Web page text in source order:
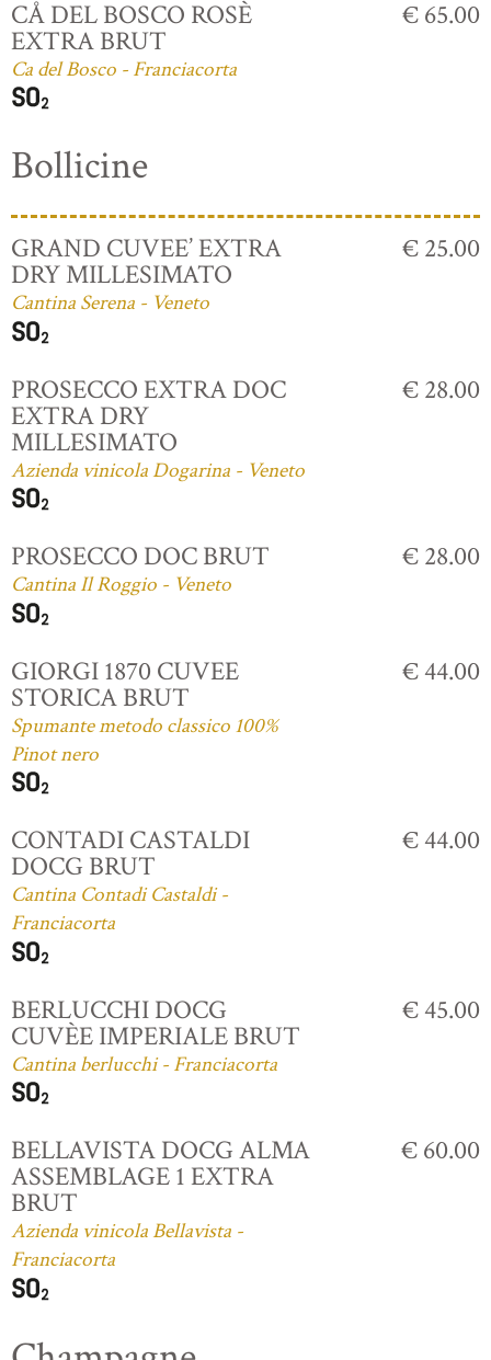
CÅ DEL BOSCO ROSÈ
EXTRA BRUT
Ca del Bosco - Franciacorta
€ 65.00
Bollicine
GRAND CUVEE’ EXTRA
DRY MILLESIMATO
Cantina Serena - Veneto
€ 25.00
PROSECCO EXTRA DOC
EXTRA DRY
MILLESIMATO
Azienda vinicola Dogarina - Veneto
€ 28.00
PROSECCO DOC BRUT
Cantina Il Roggio - Veneto
€ 28.00
GIORGI 1870 CUVEE
STORICA BRUT
Spumante metodo classico 100%
Pinot nero
€ 44.00
CONTADI CASTALDI
DOCG BRUT
Cantina Contadi Castaldi -
Franciacorta
€ 44.00
BERLUCCHI DOCG
CUVÈE IMPERIALE BRUT
Cantina berlucchi - Franciacorta
€ 45.00
BELLAVISTA DOCG ALMA
ASSEMBLAGE 1 EXTRA
BRUT
Azienda vinicola Bellavista -
Franciacorta
€ 60.00